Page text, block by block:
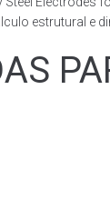
estrutural e